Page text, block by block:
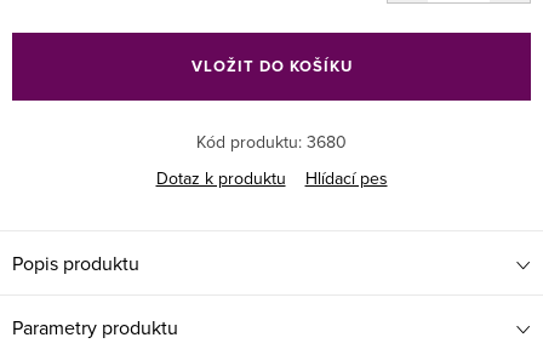
cena:
VLOŽIT DO KOŠÍKU
Kód produktu: 3680
Dotaz k produktu
Hlídací pes
Popis produktu
Parametry produktu